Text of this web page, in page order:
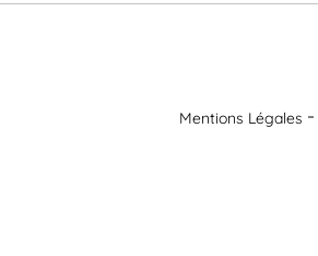
Mentions Légales